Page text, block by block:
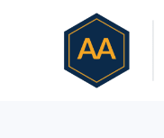
содержимому